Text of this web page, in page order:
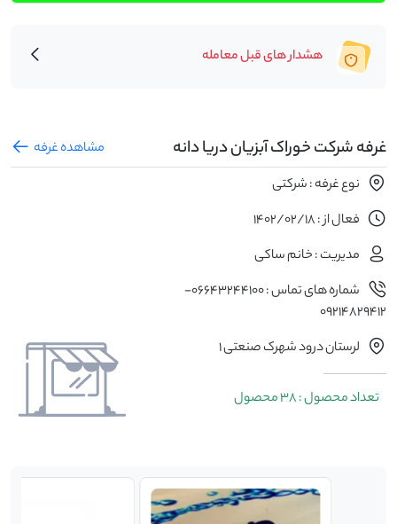
هشدار های قبل معامله
غرفه شرکت خوراک آبزیان دریا دانه
مشاهده غرفه
نوع غرفه : شرکتی
فعال از : 1402/02/18
مدیریت : خانم ساکی
شماره های تماس : 06643244100-
09214829412
لرستان درود شهرک صنعتی 1
تعداد محصول : 38 محصول